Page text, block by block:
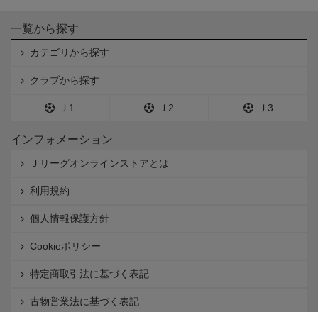
一覧から探す
カテゴリから探す
クラブから探す
Ｊ1 Ｊ2 Ｊ3
インフォメーション
Ｊリーグオンラインストアとは
利用規約
個人情報保護方針
Cookieポリシー
特定商取引法に基づく表記
古物営業法に基づく表記